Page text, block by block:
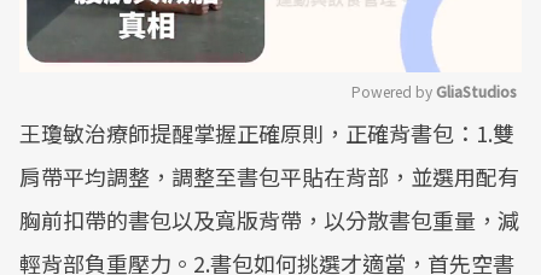
Mute
Powered by GliaStudios
王瓊敏治療師提醒掌握正確原則，正確背書包：1.雙
肩帶平均調整，調整至書包平貼在背部，並選用配有
胸前扣帶的書包以及寬版背帶，以分散書包重量，減
輕背部負重壓力。2.書包如何挑選才適當，首先空書